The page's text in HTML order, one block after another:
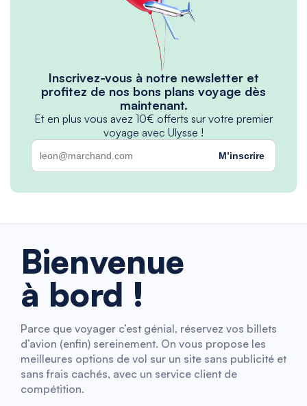
Inscrivez-vous à notre newsletter et
profitez de nos bons plans voyage dès
maintenant.
Et en plus vous avez 10€ offerts sur votre premier
voyage avec Ulysse !
M’inscrire
Bienvenue
à bord !
Parce que voyager c’est génial, réservez vos billets
d’avion (enfin) sereinement. On vous propose les
meilleures options de vol sur un site sans publicité et
sans frais cachés, avec un service client de
compétition.